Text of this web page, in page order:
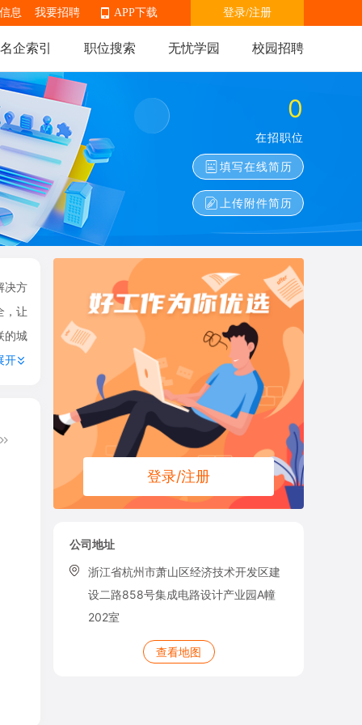
登录/注册
APP下载
息 我要招聘
名企索引 职位搜索 无忧学园 校园招聘
0
在招职位
填写在线简历
上传附件简历
决方
，让
的城
开
登录/注册
公司地址
浙江省杭州市萧山区经济技术开发区建
设二路858号集成电路设计产业园A幢
202室
查看地图